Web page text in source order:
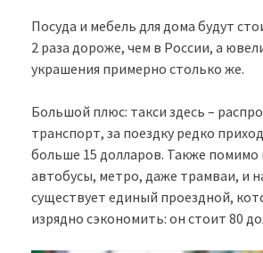
Посуда и мебель для дома будут
2 раза дороже, чем в России, а
украшения примерно столько же.
Большой плюс: такси здесь –
транспорт, за поездку редко
больше 15 долларов. Также помимо
автобусы, метро, даже трамваи, и
существует единый проездной,
изрядно сэкономить: он стоит 80